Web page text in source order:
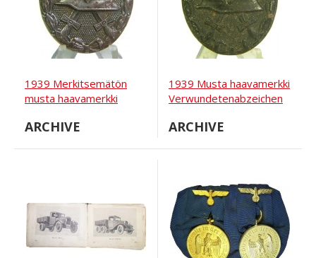
1939 Merkitsemätön
musta haavamerkki
ARCHIVE
1939 Musta haavamerkki
Verwundetenabzeichen
ARCHIVE